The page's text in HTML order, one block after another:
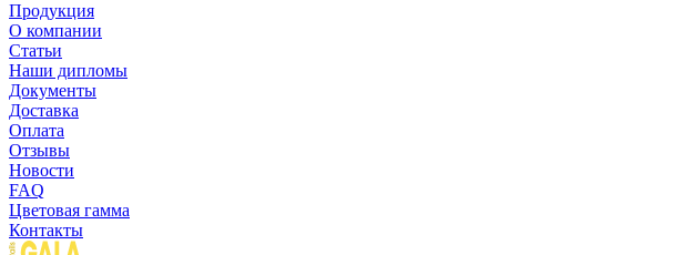
Продукция
О компании
Статьи
Наши дипломы
Документы
Доставка
Оплата
Отзывы
Новости
FAQ
Цветовая гамма
Контакты